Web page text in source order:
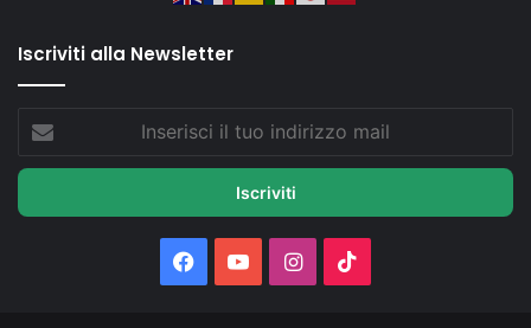
Iscriviti alla Newsletter
tuo
mail
Facebook
You Instagram